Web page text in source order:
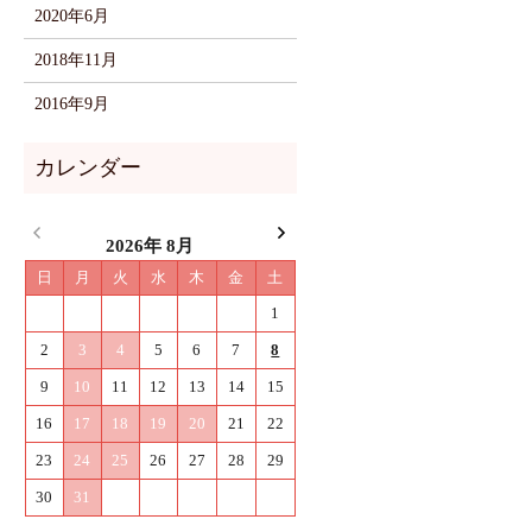
2020年6月
2018年11月
2016年9月
2026年 8月
日 月 火 水 木 金
土
1
2 3 4 5 6 7 8
9 10 11 12 13 14 15
16 17 18 19 20 21 22
23 24 25 26 27 28 29
30 31